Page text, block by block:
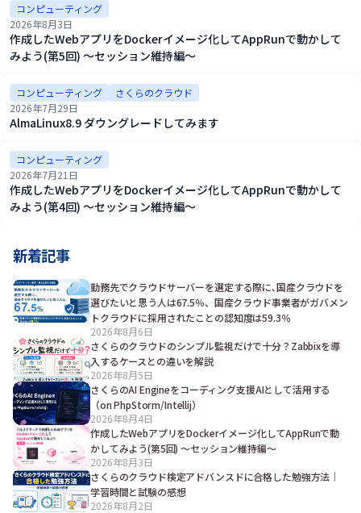
コンピューティング
2026年8月3日
作成したWebアプリをDockerイメージ化してAppRunで動かして
みよう(第5回) ～セッション維持編～
コンピューティング
さくらのクラウド
2026年7月29日
AlmaLinux8.9 ダウングレードしてみます
コンピューティング
2026年7月21日
作成したWebアプリをDockerイメージ化してAppRunで動かして
みよう(第4回) ～セッション維持編～
新着記事
勤務先でクラウドサーバーを選定する際に､国産クラウドを
選びたいと思う人は67.5％、国産クラウド事業者がガバメン
トクラウドに採用されたことの認知度は59.3％
2026年8月6日
さくらのクラウドのシンプル監視だけで十分？Zabbixを導
入するケースとの違いを解説
2026年8月5日
さくらのAI Engineをコーディング支援AIとして活用する
（on PhpStorm/Intellij）
2026年8月4日
作成したWebアプリをDockerイメージ化してAppRunで動
かしてみよう(第5回) ～セッション維持編～
2026年8月3日
さくらのクラウド検定アドバンスドに合格した勉強方法｜
学習時間と試験の感想
2026年8月2日